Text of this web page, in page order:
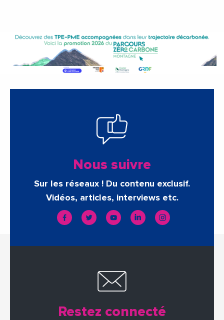
Nous suivre
Sur les réseaux ! Du contenu exclusif.
Vidéos, articles, interviews etc.
Restez connecté